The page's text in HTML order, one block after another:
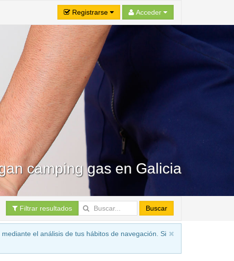
Registrarse Acceder
camping gas en Galicia
Filtrar resultados Buscar
el análisis de tus hábitos de navegación. Si